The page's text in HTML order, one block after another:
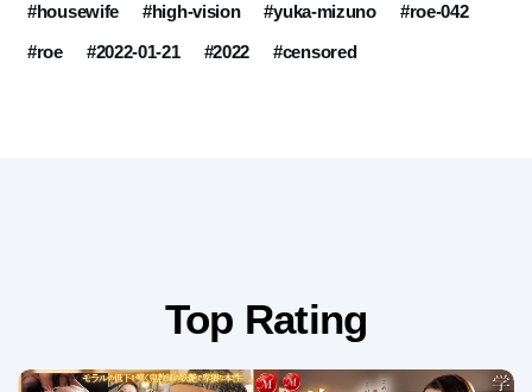
#housewife
#high-vision #yuka-mizuno
#roe-042
#roe
#2022-01-21 #2022 #censored
Top Rating